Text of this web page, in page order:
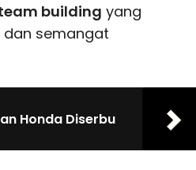
building yang
semangat
Honda Diserbu